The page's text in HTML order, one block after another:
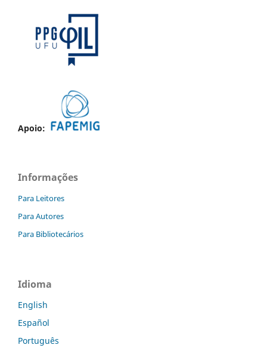
Apoio:
Informações
Para Leitores
Para Autores
Para Bibliotecários
Idioma
English
Español
Português